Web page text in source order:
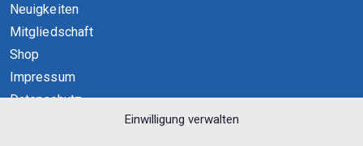
Einwilligung verwalten
Neuigkeiten
Mitgliedschaft
Shop
Impressum
Datenschutz
Cookie-Richtlinie (EU)